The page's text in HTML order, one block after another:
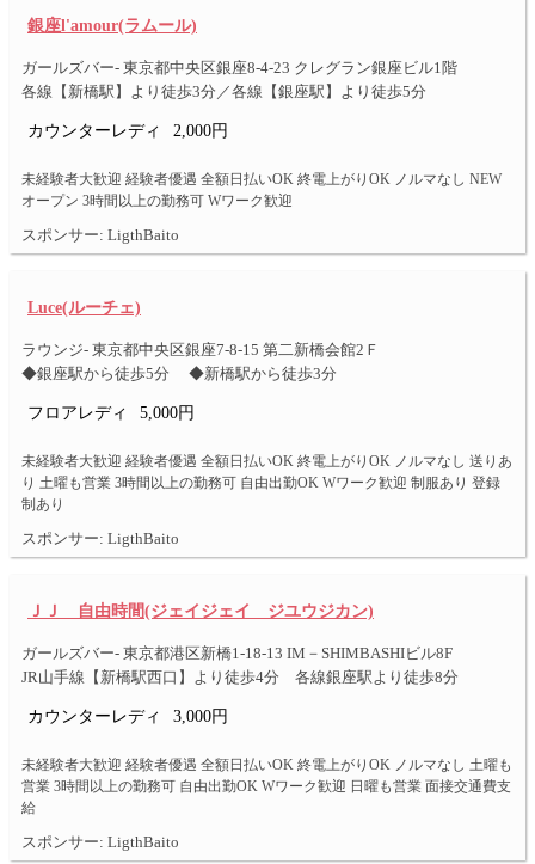
銀座l'amour(ラムール)
ガールズバー- 東京都中央区銀座8-4-23 クレグラン銀座ビル1階
各線【新橋駅】より徒歩3分／各線【銀座駅】より徒歩5分
カウンターレディ 2,000円
未経験者大歓迎 経験者優遇 全額日払いOK 終電上がりOK ノルマなし NEW
オープン 3時間以上の勤務可 Wワーク歓迎
スポンサー: LigthBaito
Luce(ルーチェ)
ラウンジ- 東京都中央区銀座7-8-15 第二新橋会館2Ｆ
◆銀座駅から徒歩5分 ◆新橋駅から徒歩3分
フロアレディ 5,000円
未経験者大歓迎 経験者優遇 全額日払いOK 終電上がりOK ノルマなし 送りあ
り 土曜も営業 3時間以上の勤務可 自由出勤OK Wワーク歓迎 制服あり 登録
制あり
スポンサー: LigthBaito
ＪＪ 自由時間(ジェイジェイ ジユウジカン)
ガールズバー- 東京都港区新橋1-18-13 IM－SHIMBASHIビル8F
JR山手線【新橋駅西口】より徒歩4分 各線銀座駅より徒歩8分
カウンターレディ 3,000円
未経験者大歓迎 経験者優遇 全額日払いOK 終電上がりOK ノルマなし 土曜も
営業 3時間以上の勤務可 自由出勤OK Wワーク歓迎 日曜も営業 面接交通費支
給
スポンサー: LigthBaito